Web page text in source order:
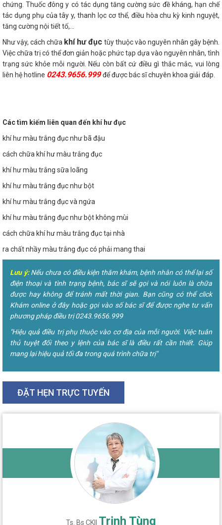
chứng. Thuốc đông y có tác dụng tăng cường sức đề kháng, hạn chế
tác dụng phụ của tây y, thanh lọc cơ thể, điều hòa chu kỳ kinh nguyệt,
tăng cường nội tiết tố,...
Như vậy, cách chữa khí hư đục tùy thuộc vào nguyên nhân gây bệnh.
Việc chữa trị có thể đơn giản hoặc phức tạp dựa vào nguyên nhân, tình
trạng sức khỏe mỗi người. Nếu còn bất cứ điều gì thắc mắc, vui lòng
liên hệ hotline 0243.9656.999để được bác sĩ chuyên khoa giải đáp.
Các tìm kiếm liên quan đến khí hư đục
khí hư màu trắng đục như bã đậu
cách chữa khí hư màu trắng đục
khí hư màu trắng sữa loãng
khí hư màu trắng đục như bột
khí hư màu trắng đục và ngứa
khí hư màu trắng đục như bột không mùi
cách chữa khí hư màu trắng đục tại nhà
ra chất nhầy màu trắng đục có phải mang thai
Lưu ý:Nếu chưa có điều kiện thăm khám, bệnh nhân có thể lại số
điện thoại và tình trạng bệnh, bác sĩ sẽ gọi và nói luôn là chữa
được hay không để tránh mất thời gian. Bạn cũng có thể click
Khám online ở đây hoặc gọi vào số bác sĩ để được nghe tư vấn
phương pháp điều trị 0243.9656.999
"Hiệu quả điều trị phụ thuộc vào cơ địa của mỗi người. Việc tuân
thủ tuyệt đối theo y lệnh của bác sĩ là điều rất cần thiết. Giúp
mang lại hiệu quả tối đa trong quá trình chữa trị"
ĐẶT HẸN TRỰC TUYẾN
Ts. Bs CKII Trịnh Tùng